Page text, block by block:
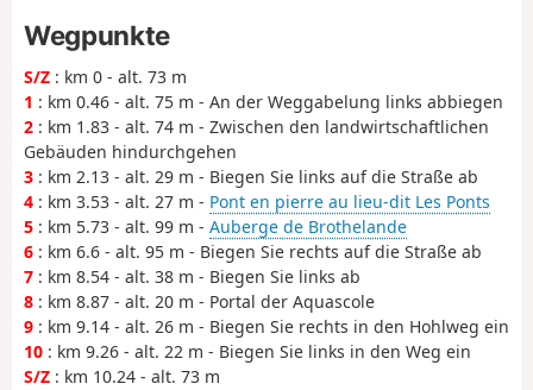
Wegpunkte
S/Z : km 0 - alt. 73 m
1 : km 0.46 - alt. 75 m - An der Weggabelung links abbiegen
2 : km 1.83 - alt. 74 m - Zwischen den landwirtschaftlichen
Gebäuden hindurchgehen
3 : km 2.13 - alt. 29 m - Biegen Sie links auf die Straße ab
4 : km 3.53 - alt. 27 m - Pont en pierre au lieu-dit Les Ponts
5 : km 5.73 - alt. 99 m - Auberge de Brothelande
6 : km 6.6 - alt. 95 m - Biegen Sie rechts auf die Straße ab
7 : km 8.54 - alt. 38 m - Biegen Sie links ab
8 : km 8.87 - alt. 20 m - Portal der Aquascole
9 : km 9.14 - alt. 26 m - Biegen Sie rechts in den Hohlweg ein
10 : km 9.26 - alt. 22 m - Biegen Sie links in den Weg ein
S/Z : km 10.24 - alt. 73 m